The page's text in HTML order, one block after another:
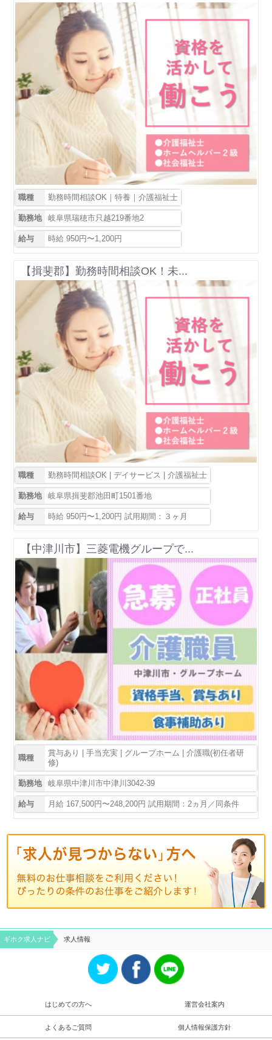
職種 勤務時間相談OK｜特養｜介護福祉士
勤務地 岐阜県瑞穂市只越219番地2
給与 時給 950円〜1,200円
【揖斐郡】勤務時間相談OK！未...
職種 勤務時間相談OK | デイサービス | 介護福祉士
勤務地 岐阜県揖斐郡池田町1501番地
給与 時給 950円〜1,200円 試用期間：３ヶ月
【中津川市】三菱電機グループで...
職種
賞与あり | 手当充実 | グループホーム | 介護職(初任者研
修)
勤務地 岐阜県中津川市中津川3042-39
給与 月給 167,500円〜248,200円 試用期間：2ヵ月／同条件
ギホク求⼈ナビ 求人情報
はじめての方へ 運営会社案内
よくあるご質問 個人情報保護方針